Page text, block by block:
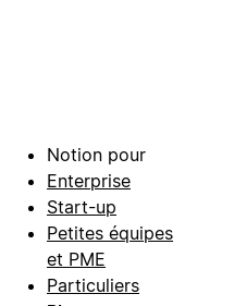
Notion pour
Enterprise
Start-up
Petites équipes
et PME
Particuliers